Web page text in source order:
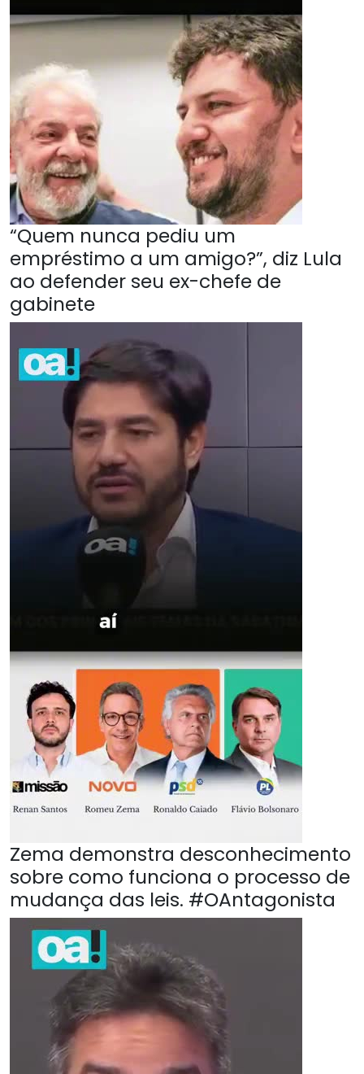
“Quem nunca pediu um
empréstimo a um amigo?”, diz Lula
ao defender seu ex-chefe de
gabinete
Zema demonstra desconhecimento
sobre como funciona o processo de
mudança das leis. #OAntagonista